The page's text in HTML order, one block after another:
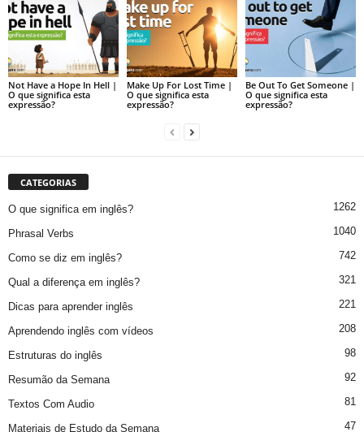
Not Have a Hope In Hell |
O que significa esta
expressão?
Make Up For Lost Time |
O que significa esta
expressão?
Be Out To Get Someone |
O que significa esta
expressão?
CATEGORIAS
O que significa em inglês? 1262
Phrasal Verbs 1040
Como se diz em inglês? 742
Qual a diferença em inglês? 321
Dicas para aprender inglês 221
Aprendendo inglês com vídeos 208
Estruturas do inglês 98
Resumão da Semana 92
Textos Com Audio 81
Materiais de Estudo da Semana 47